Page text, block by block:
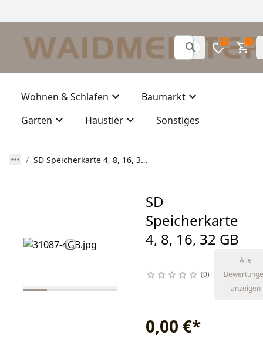
0 0
Wohnen & Schlafen
Baumarkt
Garten
Haustier Sonstiges
SD Speicherkarte 4, 8, 16, 32 GB
SD
Speicherkarte
4, 8, 16, 32 GB
0
Alle
anzeigen
0,00 €*